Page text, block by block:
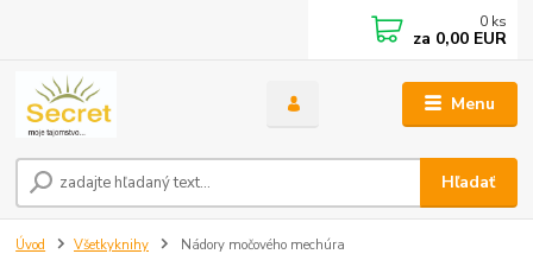
Menu
Hľadať
0 ks
za 0,00 EUR
Úvod Všetkyknihy Nádory močového mechúra